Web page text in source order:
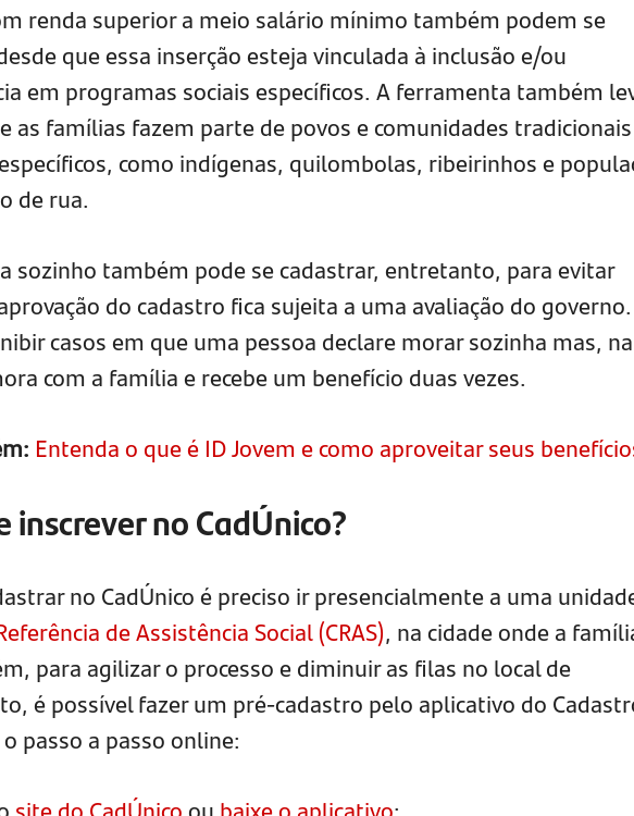
renda superior a meio salário mínimo também podem se
que essa inserção esteja vinculada à inclusão e/ou
em programas sociais específicos. A ferramenta também
as famílias fazem parte de povos e comunidades
como indígenas, quilombolas, ribeirinhos e
de rua.
sozinho também pode se cadastrar, entretanto, para evitar
do cadastro fica sujeita a uma avaliação do
casos em que uma pessoa declare morar sozinha mas, na
com a família e recebe um benefício duas vezes.
Entenda o que é ID Jovem e como aproveitar seus
inscrever no CadÚnico?
no CadÚnico é preciso ir presencialmente a uma
de Assistência Social (CRAS), na cidade onde a
para agilizar o processo e diminuir as filas no local de
é possível fazer um pré-cadastro pelo aplicativo do
o passo a passo online: